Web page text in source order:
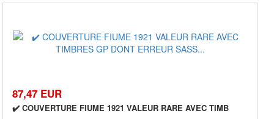
87,47 EUR
✔️ COUVERTURE FIUME 1921 VALEUR RARE AVEC TIMB